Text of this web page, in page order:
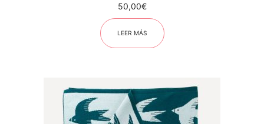
50,00€
LEER MÁS